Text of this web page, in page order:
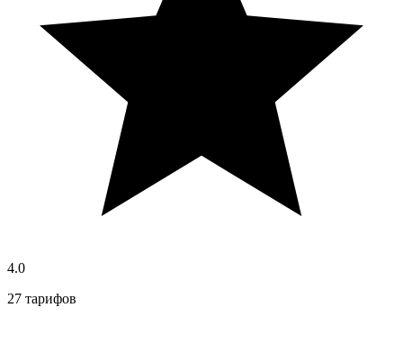
4.0
27 тарифов